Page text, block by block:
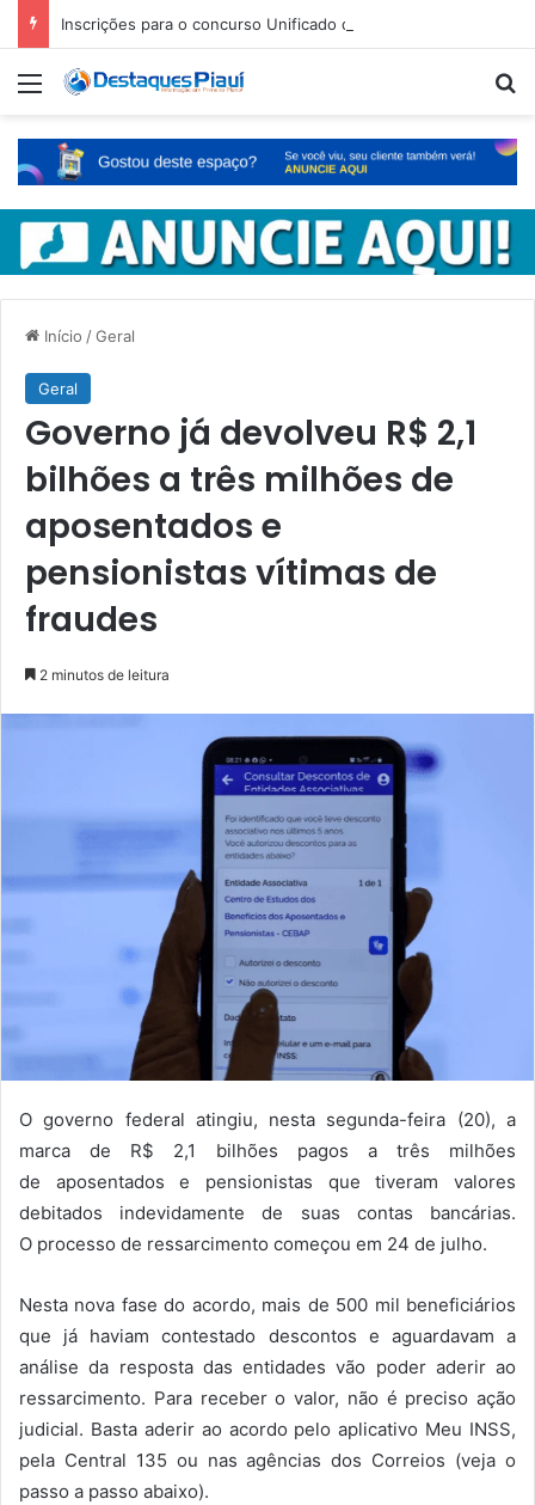
Menu
Início /Geral
Geral
Governo já devolveu R$ 2,1
bilhões a três milhões de
aposentados e
pensionistas vítimas de
fraudes
2 minutos de leitura
O governo federal atingiu, nesta segunda-feira (20), a
marca de R$ 2,1 bilhões pagos a três milhões
de aposentados e pensionistas que tiveram valores
debitados indevidamente de suas contas bancárias.
O processo de ressarcimento começou em 24 de julho.
Nesta nova fase do acordo, mais de 500 mil beneficiários
que já haviam contestado descontos e aguardavam a
análise da resposta das entidades vão poder aderir ao
ressarcimento. Para receber o valor, não é preciso ação
judicial. Basta aderir ao acordo pelo aplicativo Meu INSS,
pela Central 135 ou nas agências dos Correios (veja o
passo a passo abaixo).